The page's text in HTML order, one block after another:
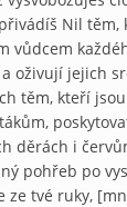
Nil těm,
vůdcem
oživují jejich
těm, kteří
děrách i
pohřeb po
ze tvé ruky,